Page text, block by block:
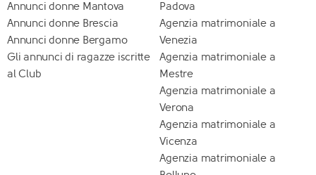
Annunci donne Mantova
Annunci donne Brescia
Annunci donne Bergamo
Gli annunci di ragazze iscritte
al Club
Padova
Agenzia matrimoniale a
Venezia
Agenzia matrimoniale a
Mestre
Agenzia matrimoniale a
Verona
Agenzia matrimoniale a
Vicenza
Agenzia matrimoniale a